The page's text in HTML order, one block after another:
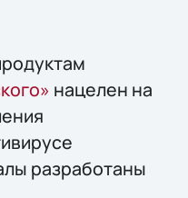
нацелен на
разработаны